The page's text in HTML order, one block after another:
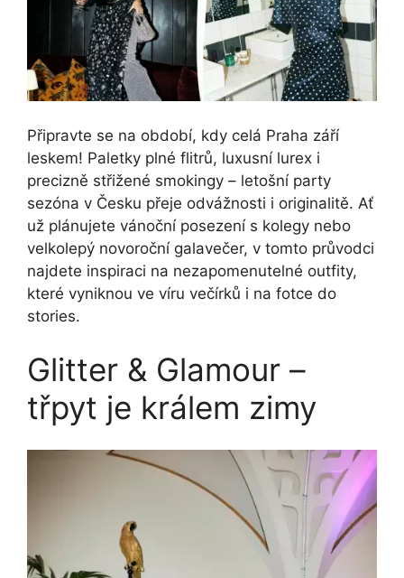
Připravte se na období, kdy celá Praha září
leskem! Paletky plné flitrů, luxusní lurex i
precizně střižené smokingy – letošní party
sezóna v Česku přeje odvážnosti i originalitě. Ať
už plánujete vánoční posezení s kolegy nebo
velkolepý novoroční galavečer, v tomto průvodci
najdete inspiraci na nezapomenutelné outfity,
které vyniknou ve víru večírků i na fotce do
stories.
Glitter & Glamour –
třpyt je králem zimy